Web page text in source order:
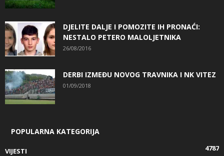
DJELITE DALJE I POMOZITE IH PRONAĆI:
NESTALO PETERO MALOLJETNIKA
26/08/2016
DERBI IZMEĐU NOVOG TRAVNIKA I NK VITEZ
01/09/2018
POPULARNA KATEGORIJA
VIJESTI
4787